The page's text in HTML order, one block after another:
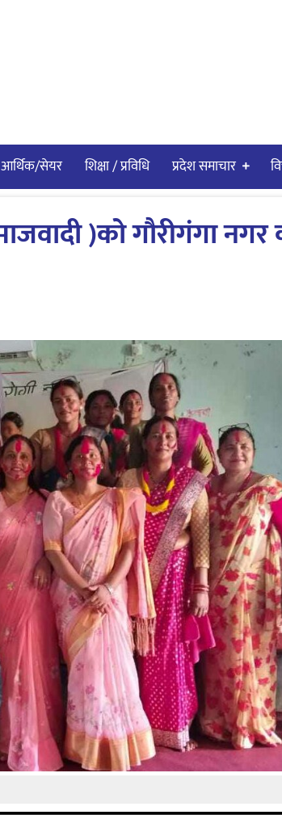
आर्थिक/सेयर शिक्षा / प्रविधि प्रदेश समाचार
)को गौरीगंगा नगर